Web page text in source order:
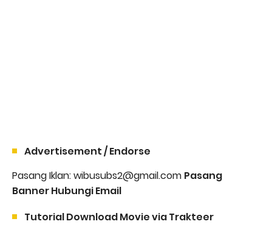
Advertisement / Endorse
Pasang Iklan: wibusubs2@gmail.com Pasang
Banner Hubungi Email
Tutorial Download Movie via Trakteer